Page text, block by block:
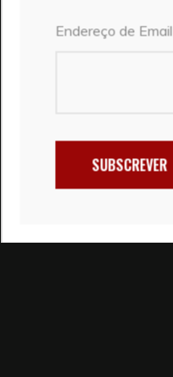
Endereço de Email
SUBSCREVER